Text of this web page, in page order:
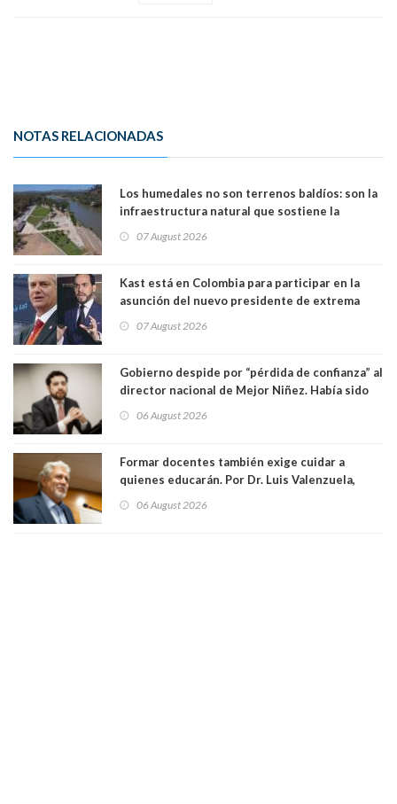
NOTAS RELACIONADAS
Los humedales no son terrenos baldíos: son la
infraestructura natural que sostiene la
07 August 2026
Kast está en Colombia para participar en la
asunción del nuevo presidente de extrema
07 August 2026
Gobierno despide por “pérdida de confianza” al
director nacional de Mejor Niñez. Había sido
06 August 2026
Formar docentes también exige cuidar a
quienes educarán. Por Dr. Luis Valenzuela,
Académicos U. Católica Silva Henríquez
06 August 2026